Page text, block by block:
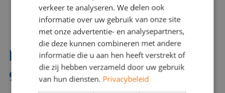
Interesse? Benno helpt je
graag verder!
verkeer te analyseren. We delen ook
informatie over uw gebruik van onze site
met onze advertentie- en analysepartners,
die deze kunnen combineren met andere
informatie die u aan hen heeft verstrekt of
die zij hebben verzameld door uw gebruik
van hun diensten. Privacybeleid